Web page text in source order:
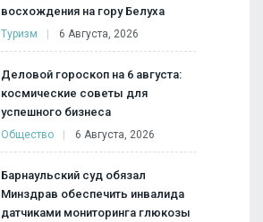
восхождения на гору Белуха
Туризм 6 Августа, 2026
Деловой гороскоп на 6 августа:
космические советы для
успешного бизнеса
Общество 6 Августа, 2026
Барнаульский суд обязал
Минздрав обеспечить инвалида
датчиками мониторинга глюкозы